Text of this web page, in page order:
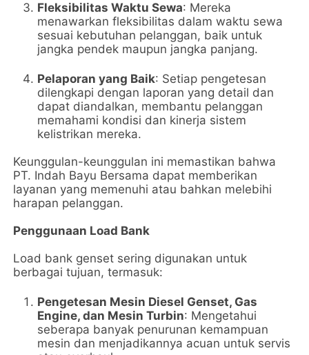
Fleksibilitas Waktu Sewa: Mereka
menawarkan fleksibilitas dalam waktu sewa
sesuai kebutuhan pelanggan, baik untuk
jangka pendek maupun jangka panjang.
Pelaporan yang Baik: Setiap pengetesan
dilengkapi dengan laporan yang detail dan
dapat diandalkan, membantu pelanggan
memahami kondisi dan kinerja sistem
kelistrikan mereka.
Keunggulan-keunggulan ini memastikan bahwa
PT. Indah Bayu Bersama dapat memberikan
layanan yang memenuhi atau bahkan melebihi
harapan pelanggan.
Penggunaan Load Bank
Load bank genset sering digunakan untuk
berbagai tujuan, termasuk:
Pengetesan Mesin Diesel Genset, Gas
Engine, dan Mesin Turbin: Mengetahui
seberapa banyak penurunan kemampuan
mesin dan menjadikannya acuan untuk servis